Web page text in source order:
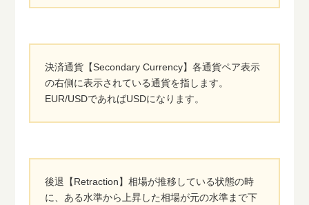
決済通貨【Secondary Currency】各通貨ペア表示
の右側に表示されている通貨を指します。
EUR/USDであればUSDになります。
後退【Retraction】相場が推移している状態の時
に、ある水準から上昇した相場が元の水準まで下